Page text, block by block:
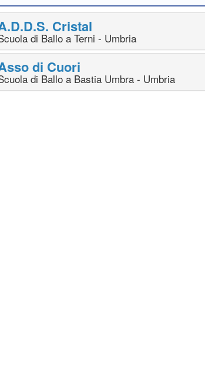
Cristal
di Ballo a Terni - Umbria
di Cuori
di Ballo a Bastia Umbra - Umbria